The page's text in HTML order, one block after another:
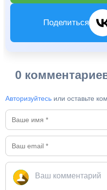
Поделиться
0
Авторизуйтесь или оставьте